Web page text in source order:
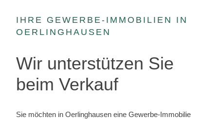
IHRE GEWERBE-IMMOBILIEN IN
OERLINGHAUSEN
Wir unterstützen Sie
beim Verkauf
Sie möchten in Oerlinghausen eine Gewerbe-Immobilie